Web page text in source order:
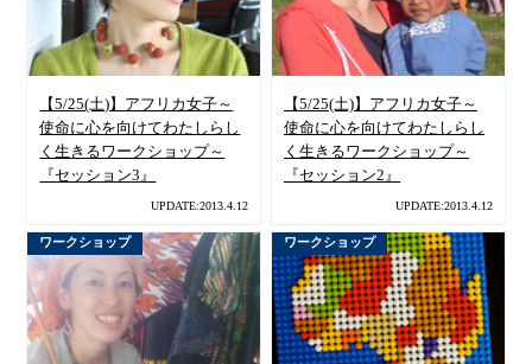
【5/25(土)】アフリカ女子～
使命に心を向けてわたしらし
く生きるワークショップ～
『セッション3』
UPDATE:2013.4.12
【5/25(土)】アフリカ女子～
使命に心を向けてわたしらし
く生きるワークショップ～
『セッション2』
UPDATE:2013.4.12
ワークショップ ワークショップ